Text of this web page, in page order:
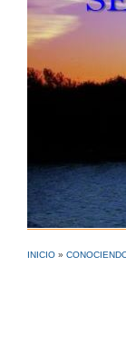
INICIO »